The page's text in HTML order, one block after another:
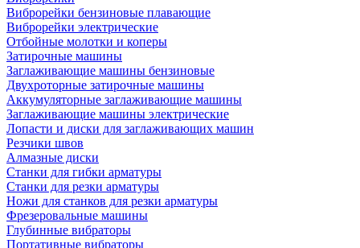
Виброрейки бензиновые плавающие
Виброрейки электрические
Отбойные молотки и коперы
Затирочные машины
Заглаживающие машины бензиновые
Двухроторные затирочные машины
Аккумуляторные заглаживающие машины
Заглаживающие машины электрические
Лопасти и диски для заглаживающих машин
Резчики швов
Алмазные диски
Станки для гибки арматуры
Станки для резки арматуры
Ножи для станков для резки арматуры
Фрезеровальные машины
Глубинные вибраторы
Портативные вибраторы